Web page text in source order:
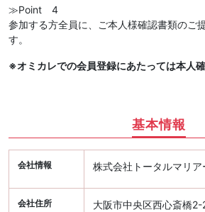
≫Point 4
参加する方全員に、ご本人様確認書類のご
す。
※オミカレでの会員登録にあたっては本人
基本情報
会社情報 株式会社トータルマリア
会社住所
大阪市中央区西心斎橋